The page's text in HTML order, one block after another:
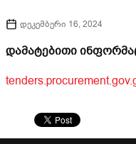
დეკემბერი 16, 2024
დამატებითი